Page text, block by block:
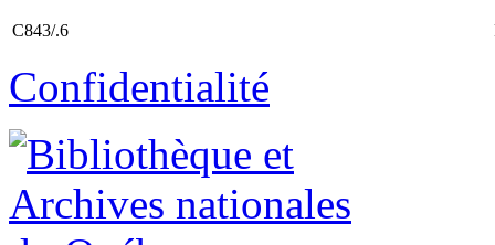
C843/.6
Confidentialité